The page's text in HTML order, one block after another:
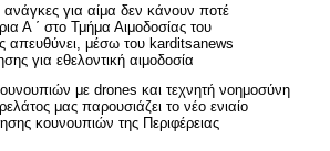
για αίμα δεν κάνουν ποτέ
Α ΄ στο Τμήμα Αιμοδοσίας του
απευθύνει, μέσω του karditsanews
για εθελοντική αιμοδοσία
με drones και τεχνητή νοημοσύνη
μας παρουσιάζει το νέο ενιαίο
κουνουπιών της Περιφέρειας